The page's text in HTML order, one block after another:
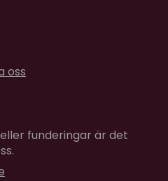
oss
funderingar är det